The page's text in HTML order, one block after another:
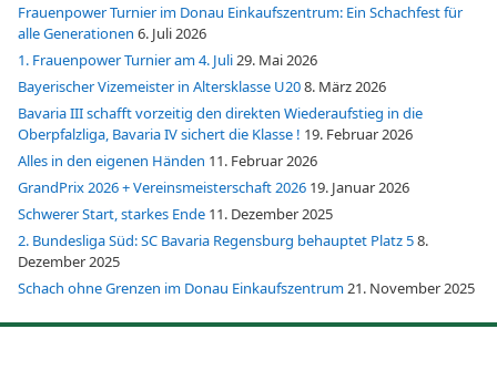
Frauenpower Turnier im Donau Einkaufszentrum: Ein Schachfest für
alle Generationen 6. Juli 2026
1. Frauenpower Turnier am 4. Juli 29. Mai 2026
Bayerischer Vizemeister in Altersklasse U208. März 2026
Bavaria III schafft vorzeitig den direkten Wiederaufstieg in die
Oberpfalzliga, Bavaria IV sichert die Klasse ! 19. Februar 2026
Alles in den eigenen Händen 11. Februar 2026
GrandPrix 2026 + Vereinsmeisterschaft 2026 19. Januar 2026
Schwerer Start, starkes Ende 11. Dezember 2025
2. Bundesliga Süd: SC Bavaria Regensburg behauptet Platz 58.
Dezember 2025
Schach ohne Grenzen im Donau Einkaufszentrum 21. November 2025